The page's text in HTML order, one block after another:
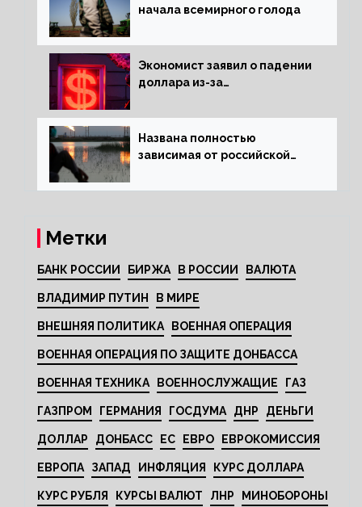
начала всемирного голода
Экономист заявил о падении
доллара из-за
Названа полностью
зависимая от российской
Метки
БАНК РОССИИ БИРЖА В РОССИИ ВАЛЮТА
ВЛАДИМИР ПУТИН В МИРЕ
ВНЕШНЯЯ ПОЛИТИКА ВОЕННАЯ ОПЕРАЦИЯ
ВОЕННАЯ ОПЕРАЦИЯ ПО ЗАЩИТЕ ДОНБАССА
ВОЕННАЯ ТЕХНИКА ВОЕННОСЛУЖАЩИЕ ГАЗ
ГАЗПРОМ ГЕРМАНИЯ ГОСДУМА ДНР ДЕНЬГИ
ДОЛЛАР ДОНБАСС ЕС ЕВРО ЕВРОКОМИССИЯ
ЕВРОПА ЗАПАД ИНФЛЯЦИЯ КУРС ДОЛЛАРА
КУРС РУБЛЯ КУРСЫ ВАЛЮТ ЛНР МИНОБОРОНЫ